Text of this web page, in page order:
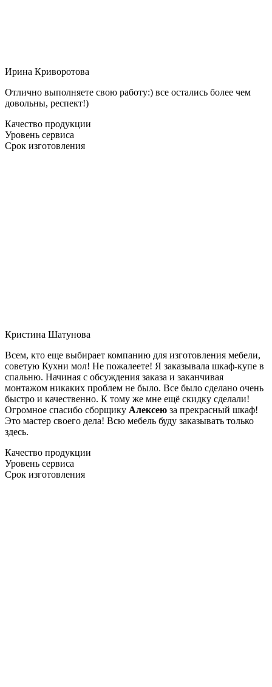
Ирина Криворотова
Отлично выполняете свою работу:) все остались более чем
довольны, респект!)
Качество продукции
Уровень сервиса
Срок изготовления
Кристина Шатунова
Всем, кто еще выбирает компанию для изготовления мебели,
советую Кухни мол! Не пожалеете! Я заказывала шкаф-купе в
спальню. Начиная с обсуждения заказа и заканчивая
монтажом никаких проблем не было. Все было сделано очень
быстро и качественно. К тому же мне ещё скидку сделали!
Огромное спасибо сборщику Алексею за прекрасный шкаф!
Это мастер своего дела! Всю мебель буду заказывать только
здесь.
Качество продукции
Уровень сервиса
Срок изготовления